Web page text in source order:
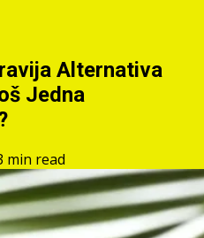
Alternativa
Jedna
min read